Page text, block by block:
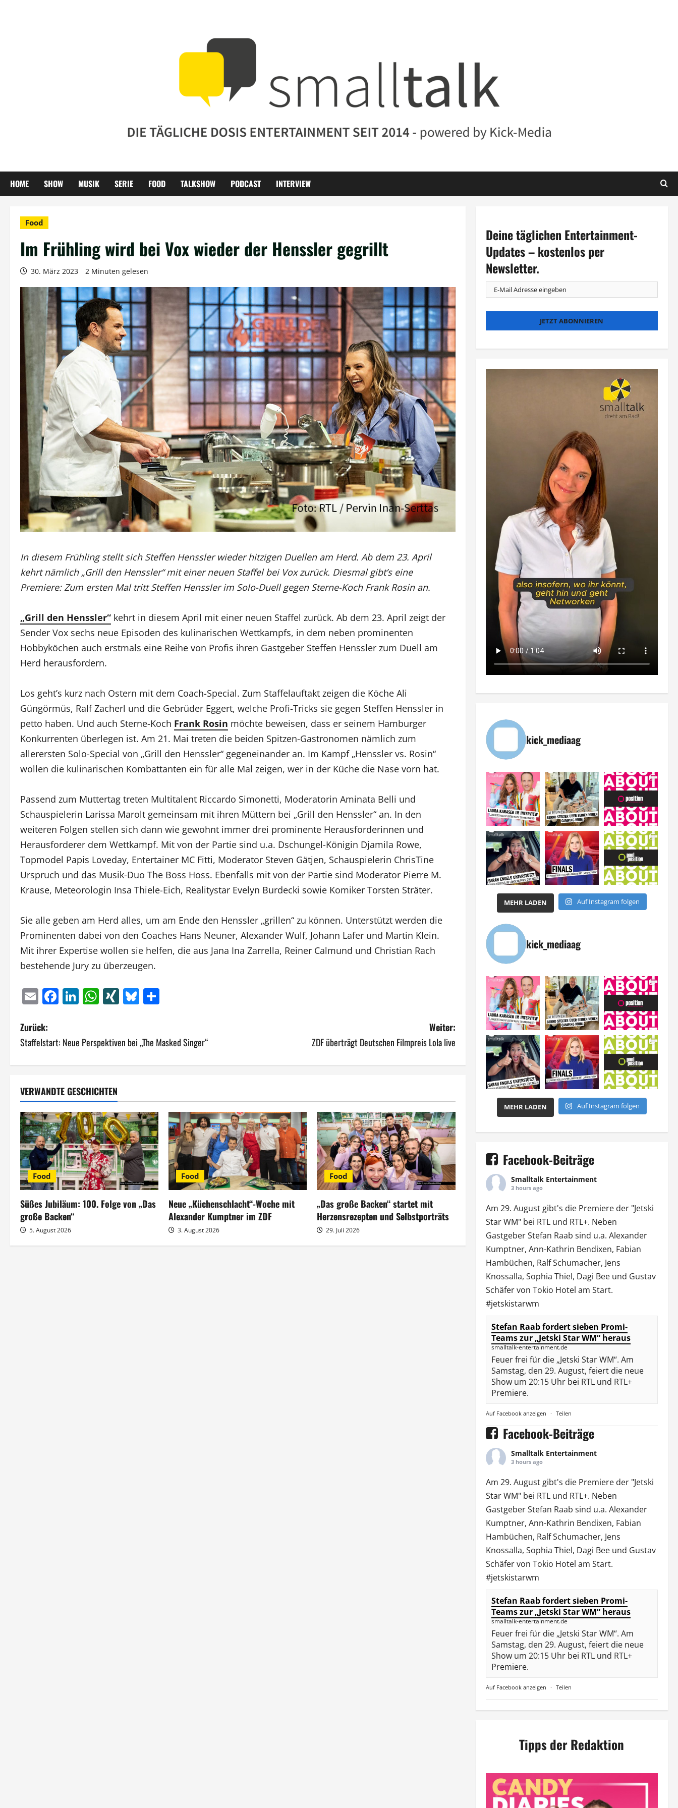
HOME SHOW MUSIK SERIE FOOD TALKSHOW PODCAST INTERVIEW
Food
Im Frühling wird bei Vox wieder der Henssler gegrillt
30. März 2023 2 Minuten gelesen
In diesem Frühling stellt sich Steffen Henssler wieder hitzigen Duellen am Herd. Ab dem 23. April
kehrt nämlich „Grill den Henssler“ mit einer neuen Staffel bei Vox zurück. Diesmal gibt’s eine
Premiere: Zum ersten Mal tritt Steffen Henssler im Solo-Duell gegen Sterne-Koch Frank Rosin an.
„Grill den Henssler“ kehrt in diesem April mit einer neuen Staffel zurück. Ab dem 23. April zeigt der
Sender Vox sechs neue Episoden des kulinarischen Wettkampfs, in dem neben prominenten
Hobbyköchen auch erstmals eine Reihe von Profis ihren Gastgeber Steffen Henssler zum Duell am
Herd herausfordern.
Los geht’s kurz nach Ostern mit dem Coach-Special. Zum Staffelauftakt zeigen die Köche Ali
Güngörmüs, Ralf Zacherl und die Gebrüder Eggert, welche Profi-Tricks sie gegen Steffen Henssler in
petto haben. Und auch Sterne-Koch Frank Rosin möchte beweisen, dass er seinem Hamburger
Konkurrenten überlegen ist. Am 21. Mai treten die beiden Spitzen-Gastronomen nämlich zum
allerersten Solo-Special von „Grill den Henssler“ gegeneinander an. Im Kampf „Henssler vs. Rosin“
wollen die kulinarischen Kombattanten ein für alle Mal zeigen, wer in der Küche die Nase vorn hat.
Passend zum Muttertag treten Multitalent Riccardo Simonetti, Moderatorin Aminata Belli und
Schauspielerin Larissa Marolt gemeinsam mit ihren Müttern bei „Grill den Henssler“ an. In den
weiteren Folgen stellen sich dann wie gewohnt immer drei prominente Herausforderinnen und
Herausforderer dem Wettkampf. Mit von der Partie sind u.a. Dschungel-Königin Djamila Rowe,
Topmodel Papis Loveday, Entertainer MC Fitti, Moderator Steven Gätjen, Schauspielerin ChrisTine
Urspruch und das Musik-Duo The Boss Hoss. Ebenfalls mit von der Partie sind Moderator Pierre M.
Krause, Meteorologin Insa Thiele-Eich, Realitystar Evelyn Burdecki sowie Komiker Torsten Sträter.
Sie alle geben am Herd alles, um am Ende den Henssler „grillen“ zu können. Unterstützt werden die
Prominenten dabei von den Coaches Hans Neuner, Alexander Wulf, Johann Lafer und Martin Klein.
Mit ihrer Expertise wollen sie helfen, die aus Jana Ina Zarrella, Reiner Calmund und Christian Rach
bestehende Jury zu überzeugen.
EmailFacebook
LinkedIn
WhatsApp
XINGBluesky
B
e
i
t
r
a
g
s
n
a
v
Zurück:
Staffelstart: Neue Perspektiven bei „The Masked Singer“
Weiter:
ZDF überträgt Deutschen Filmpreis Lola live
VERWANDTE GESCHICHTEN
Food
Süßes Jubiläum: 100. Folge von „Das
große Backen“
5. August 2026
Food
Neue „Küchenschlacht“-Woche mit
Alexander Kumptner im ZDF
3. August 2026
Food
„Das große Backen“ startet mit
Herzensrezepten und Selbstporträts
29. Juli 2026
Deine täglichen Entertainment-
Updates – kostenlos per
Newsletter.
kick_mediaag
MEHR LADEN Auf Instagram folgen
kick_mediaag
MEHR LADEN Auf Instagram folgen
Facebook-Beiträge
Smalltalk Entertainment
3 hours ago
Am 29. August gibt's die Premiere der "Jetski
Star WM" bei RTLund RTL+. Neben
Gastgeber Stefan Raab sind u.a. Alexander
Kumptner, Ann-Kathrin Bendixen, Fabian
Hambüchen, Ralf Schumacher, Jens
Knossalla, Sophia Thiel, Dagi Beeund Gustav
Schäfer von Tokio Hotel am Start.
#jetskistarwm
Stefan Raab fordert sieben Promi-
Teams zur „Jetski Star WM“ heraus
smalltalk-entertainment.de
Feuer frei für die „Jetski Star WM“. Am
Samstag, den 29. August, feiert die neue
Show um 20:15 Uhr bei RTL und RTL+
Premiere.
Auf Facebook anzeigen · Teilen
Facebook-Beiträge
Smalltalk Entertainment
3 hours ago
Am 29. August gibt's die Premiere der "Jetski
Star WM" bei RTLund RTL+. Neben
Gastgeber Stefan Raab sind u.a. Alexander
Kumptner, Ann-Kathrin Bendixen, Fabian
Hambüchen, Ralf Schumacher, Jens
Knossalla, Sophia Thiel, Dagi Beeund Gustav
Schäfer von Tokio Hotel am Start.
#jetskistarwm
Stefan Raab fordert sieben Promi-
Teams zur „Jetski Star WM“ heraus
smalltalk-entertainment.de
Feuer frei für die „Jetski Star WM“. Am
Samstag, den 29. August, feiert die neue
Show um 20:15 Uhr bei RTL und RTL+
Premiere.
Auf Facebook anzeigen · Teilen
Tipps der Redaktion